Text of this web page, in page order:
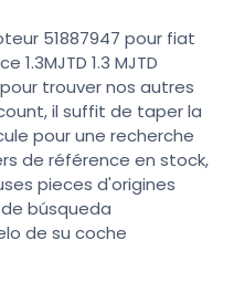
51887947 pour fiat
1.3MJTD 1.3 MJTD
trouver nos autres
il suffit de taper la
pour une recherche
de référence en stock,
pieces d'origines
búsqueda
de su coche